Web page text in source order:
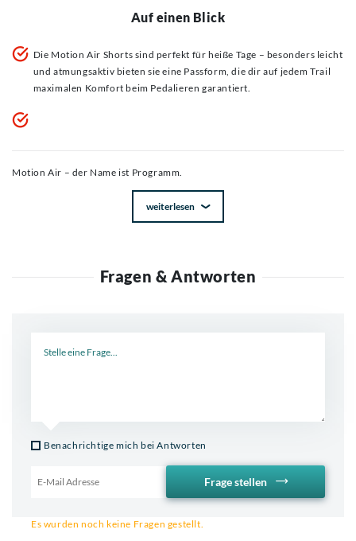
Auf einen Blick
Die Motion Air Shorts sind perfekt für heiße Tage – besonders leicht
und atmungsaktiv bieten sie eine Passform, die dir auf jedem Trail
maximalen Komfort beim Pedalieren garantiert.
Motion Air – der Name ist Programm.
weiterlesen
Fragen & Antworten
Benachrichtige mich bei Antworten
Frage stellen
Es wurden noch keine Fragen gestellt.